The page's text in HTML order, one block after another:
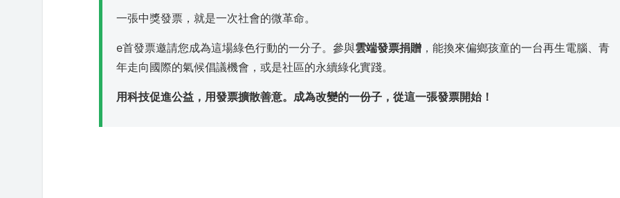
一張中獎發票，就是一次社會的微革命。
e首發票邀請您成為這場綠色行動的一分子。參與雲端發票捐贈 ，能換來偏鄉孩童的一台再生電腦、青
年走向國際的氣候倡議機會，或是社區的永續綠化實踐。
用科技促進公益，用發票擴散善意。成為改變的一份子，從這一張發票開始！